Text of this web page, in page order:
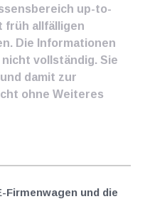
up-to-
früh allfälligen
Die Informationen
vollständig. Sie
damit zur
ohne Weiteres
Firmenwagen und die